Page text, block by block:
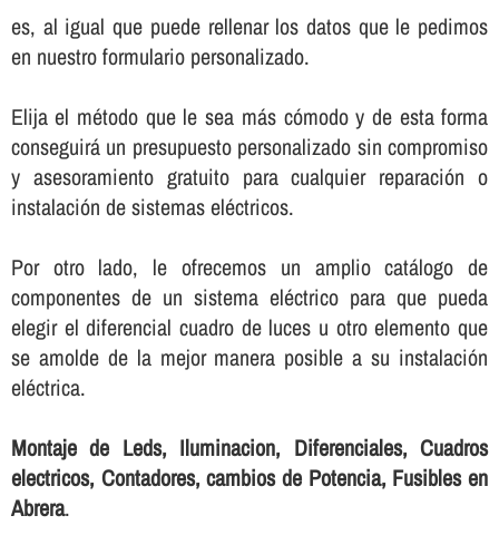
es, al igual que puede rellenar los datos que le pedimos
en nuestro formulario personalizado.
Elija el método que le sea más cómodo y de esta forma
conseguirá un presupuesto personalizado sin compromiso
y asesoramiento gratuito para cualquier reparación o
instalación de sistemas eléctricos.
Por otro lado, le ofrecemos un amplio catálogo de
componentes de un sistema eléctrico para que pueda
elegir el diferencial cuadro de luces u otro elemento que
se amolde de la mejor manera posible a su instalación
eléctrica.
Montaje de Leds, Iluminacion, Diferenciales, Cuadros
electricos, Contadores, cambios de Potencia, Fusibles en
Abrera.